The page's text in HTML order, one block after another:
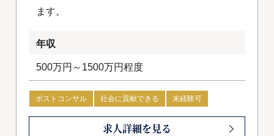
ます。
年収
500万円～1500万円程度
ポストコンサル 社会に貢献できる 未経験可
求人詳細を見る